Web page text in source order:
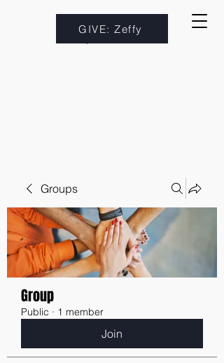
GIVE: Zeffy
Groups
Group
Public · 1 member
Join